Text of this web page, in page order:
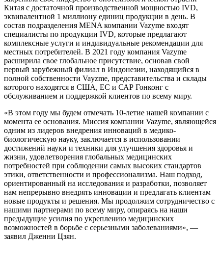
Китая с достаточной производственной мощностью IVD,
эквивалентной 1 миллиону единиц продукции в день. В
состав подразделения MENA компании Vazyme входят
специалисты по продукции IVD, которые предлагают
комплексные услуги и индивидуальные рекомендации для
местных потребителей. В 2021 году компания Vazyme
расширила свое глобальное присутствие, основав свой
первый зарубежный филиал в Индонезии, находящийся в
полной собственности Vayzme, представительства и склады
которого находятся в США, ЕС и САР Гонконг с
обслуживанием и поддержкой клиентов по всему миру.
«В этом году мы будем отмечать 10-летие нашей компании с
момента ее основания. Миссия компании Vazyme, являющейся
одним из лидеров внедрения инноваций в медико-
биологическую науку, заключается в использовании
достижений науки и техники для улучшения здоровья и
жизни, удовлетворения глобальных медицинских
потребностей при соблюдении самых высоких стандартов
этики, ответственности и профессионализма. Наш подход,
ориентированный на исследования и разработки, позволяет
нам непрерывно внедрять инновации и предлагать клиентам
новые продукты и решения. Мы продолжим сотрудничество с
нашими партнерами по всему миру, опираясь на наши
предыдущие усилия по укреплению медицинских
возможностей в борьбе с серьезными заболеваниями», —
заявил Дженни Цзян.